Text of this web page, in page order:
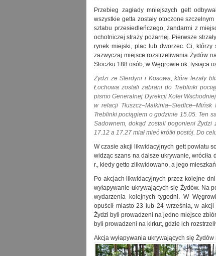
Przebieg zagłady mniejszych gett
wszystkie getta zostały otoczone
sztabu przesiedleńczego, żandarmi z
ochotniczej straży pożarnej. Pierwsze
rynek miejski, plac lub dworzec. Ci, którzy
zazwyczaj miejsce rozstrzeliwania Żydów
Stoczku 188 osób, w Węgrowie ok. tysiąca
Żydzi ze Sterdyni i Kosowa, które leżały
Łochowa zostali zabrani do Treblinki
pismo Generalnej Dyrekcji Kolei
w relacji
Treblinki pociągiem o godzinie 15.05. Ten
Sadownem, dokąd zostali pogonieni Żydzi
17.12 a 17.27 miał mieć krótki postój. Do
W czasie akcji likwidacyjnych gett powiatu
widząc szans na dalsze ukrywanie,
r., kiedy getto zlikwidowano, a jego
Po akcjach likwidacyjnych przez kolejne
wyłapywanie ukrywających się Żydów. Na
wydarzenia kolejnych tygodni. W
opuścił miasto 23 lub 24 września, w
Żydzi byli prowadzeni na jedno miejsce
byli prowadzeni na kirkut, gdzie ich
Akcja wyłapywania ukrywających się